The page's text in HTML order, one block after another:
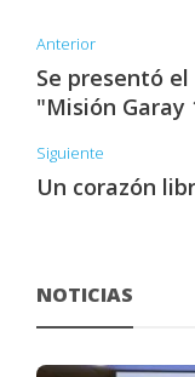
Anterior
Se presentó
"Misión Garay
Siguiente
Un corazón
NOTICIAS